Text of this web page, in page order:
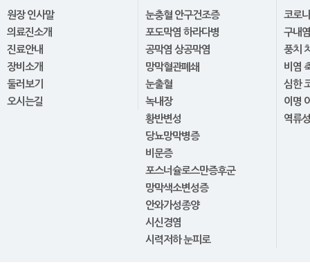
원장 인사말
의료진소개
진료안내
장비소개
둘러보기
오시는길
눈충혈 안구건조증
포도막염 하라다병
공막염 상공막염
망막혈관폐쇄
눈출혈
녹내장
황반변성
당뇨망막병증
비문증
포스너슐로스만증후군
망막색소변성증
안와가성종양
시신경염
시력저하 눈피로
코로
구내
풍치
비염
심한
이명
역류